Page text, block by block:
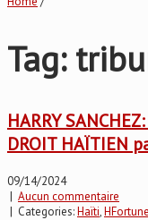
Tag:
HARRY
DROIT HAÏTIEN
09/14/2024
| Aucun commentaire
| Categories:Haïti,HFortune